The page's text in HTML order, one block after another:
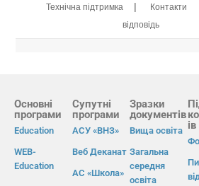
Технічна підтримка | Контакти
відповідь
Основні
програми
Education
WEB-
Education
Супутні
програми
АСУ «ВНЗ»
Веб Деканат
АС «Школа»
Зразки
документів
Вища освіта
Загальна
середня
освіта
ів